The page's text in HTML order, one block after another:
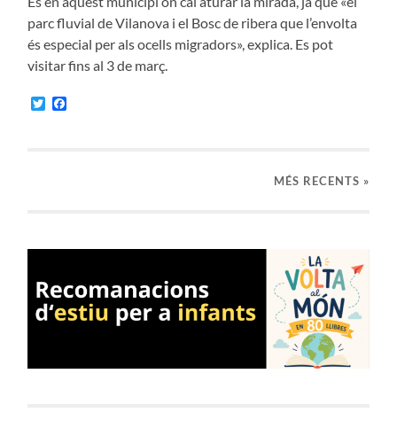
parc fluvial de Vilanova i el Bosc de ribera que l’envolta
és especial per als ocells migradors», explica. Es pot
visitar fins al 3 de març.
Twitter
MÉS RECENTS »